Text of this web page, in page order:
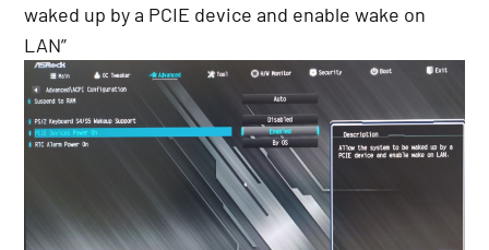
waked up by a PCIE device and enable wake on
LAN”